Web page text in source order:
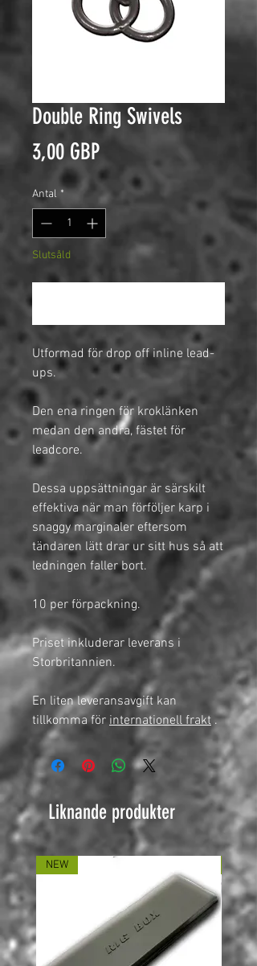
Double Ring Swivels
3,00 GBPPris
Antal *
Slutsåld
Meddela mig när varan finns i lager
Utformad för drop off inline lead-
ups.
Den ena ringen för kroklänken
medan den andra, fästet för
leadcore.
Dessa uppsättningar är särskilt
effektiva när man förföljer karp i
snaggy marginaler eftersom
tändaren lätt drar ur sitt hus så att
ledningen faller bort.
10 per förpackning.
Priset inkluderar leverans i
Storbritannien.
En liten leveransavgift kan
tillkomma för internationell frakt .
Liknande produkter
NEW NEW